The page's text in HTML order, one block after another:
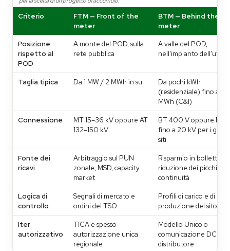
Criterio
FTM — Front of the
meter
BTM — Behind the
meter
Posizione
rispetto al
POD
A monte del POD, sulla
rete pubblica
A valle del POD,
nell'impianto
Taglia tipica Da 1 MW / 2 MWh in su
Da pochi kWh
(residenziale) fino a 1–2
MWh (C&I)
Connessione
MT 15–36 kV oppure AT
132–150 kV
BT 400 V oppure MT
fino a 20 kV per i
siti
Fonte dei
ricavi
Arbitraggio sul PUN
zonale, MSD, capacity
market
Risparmio in bolletta,
riduzione dei picchi,
continuità
Logica di
controllo
Segnali di mercato e
ordini del TSO
Profili di carico e di
produzione del sito
Iter
autorizzativo
TICA e spesso
autorizzazione unica
regionale
Modello Unico o
comunicazione DCO al
distributore